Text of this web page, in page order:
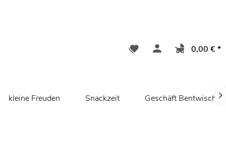
0,00 € *
kleine Freuden Snackzeit Geschäft Bentwisch/